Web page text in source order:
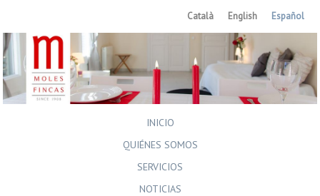
Català English Español
INICIO
QUIÉNES SOMOS
SERVICIOS
NOTICIAS